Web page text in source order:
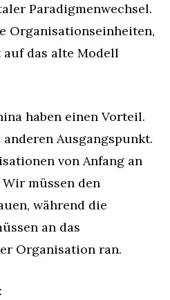
Paradigmenwechsel.
Organisationseinheiten,
das alte Modell
haben einen Vorteil.
Ausgangspunkt.
von Anfang an
müssen den
während die
an das
Organisation ran.